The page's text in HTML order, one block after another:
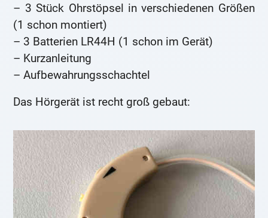
– 3 Stück Ohrstöpsel in verschiedenen Größen
(1 schon montiert)
– 3 Batterien LR44H (1 schon im Gerät)
– Kurzanleitung
– Aufbewahrungsschachtel
Das Hörgerät ist recht groß gebaut: